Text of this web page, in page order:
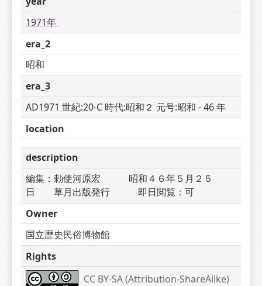
1971年
era_2
昭和
era_3
AD1971 世紀:20-C 時代:昭和２ 元号:昭和 - 46 年
location
description
編集：勅使河原宏　　　昭和４６年５月２５
日　　草月出版発行　　　即日閲覧：可
Owner
国立歴史民俗博物館
Rights
CC BY-SA (Attribution-ShareAlike)